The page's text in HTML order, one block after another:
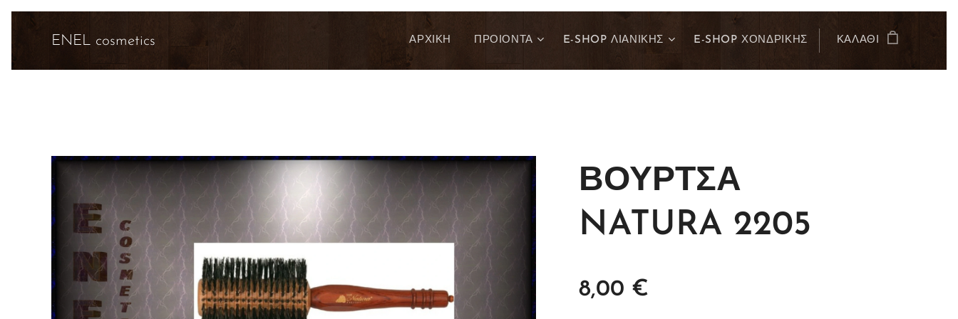
ENEL cosmetics ΑΡΧΙΚΗ ΠΡΟΙΟΝΤΑ E-SHOP ΛΙΑΝΙΚΗΣ E-SHOP ΧΟΝΔΡΙΚΗΣ ΚΑΛΆΘΙ
ΒΟΥΡΤΣΑ
NATURA 2205
8,00 €